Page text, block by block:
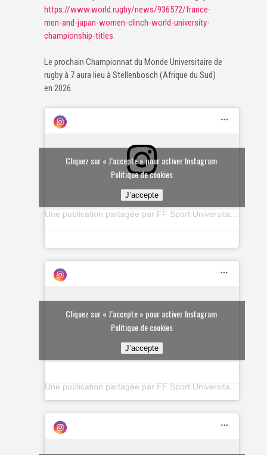
https://www.world.rugby/news/936572/france-
men-and-japan-women-clinch-world-university-
championship-titles
Le prochain Championnat du Monde Universitaire de
rugby à 7 aura lieu à Stellenbosch (Afrique du Sud)
en 2026.
Une publication partagée par FF Sport Universitaire (@ffsu_sportuniversitaire)
Cliquez sur « J’accepte » pour activer Instagram
Politique de cookies
J’accepte
Cliquez sur « J’accepte » pour activer Instagram
Politique de cookies
J’accepte